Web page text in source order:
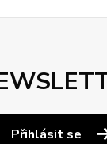
Přihlásit se